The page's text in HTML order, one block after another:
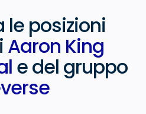
le posizioni
Aaron King
e del gruppo